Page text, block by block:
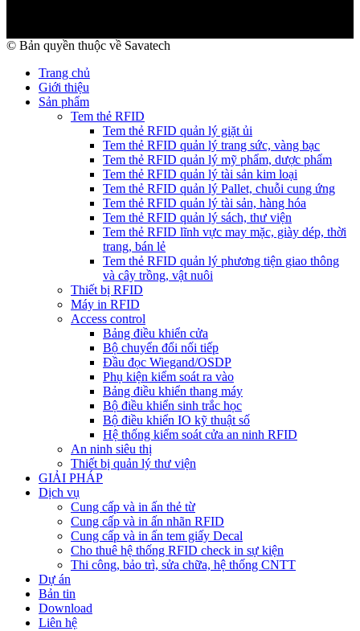
© Bản quyền thuộc về Savatech
Trang chủ
Giới thiệu
Sản phẩm
Tem thẻ RFID
Tem thẻ RFID quản lý giặt ủi
Tem thẻ RFID quản lý trang sức, vàng bạc
Tem thẻ RFID quản lý mỹ phẩm, dược phẩm
Tem thẻ RFID quản lý tài sản kim loại
Tem thẻ RFID quản lý Pallet, chuỗi cung ứng
Tem thẻ RFID quản lý tài sản, hàng hóa
Tem thẻ RFID quản lý sách, thư viện
Tem thẻ RFID lĩnh vực may mặc, giày dép, thời
trang, bán lẻ
Tem thẻ RFID quản lý phương tiện giao thông
và cây trồng, vật nuôi
Thiết bị RFID
Máy in RFID
Access control
Bảng điều khiển cửa
Bộ chuyển đổi nối tiếp
Đầu đọc Wiegand/OSDP
Phụ kiện kiểm soát ra vào
Bảng điều khiển thang máy
Bộ điều khiển sinh trắc học
Bộ điều khiển IO kỹ thuật số
Hệ thống kiểm soát cửa an ninh RFID
An ninh siêu thị
Thiết bị quản lý thư viện
GIẢI PHÁP
Dịch vụ
Cung cấp và in ấn thẻ từ
Cung cấp và in ấn nhãn RFID
Cung cấp và in ấn tem giấy Decal
Cho thuê hệ thống RFID check in sự kiện
Thi công, bảo trì, sửa chữa, hệ thống CNTT
Dự án
Bản tin
Download
Liên hệ